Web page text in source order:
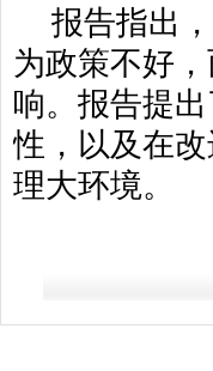
报告指出
为政策不好
响。报告提
性，以及在
理大环境。